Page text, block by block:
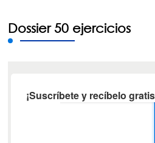
Dossier 50 ejercicios